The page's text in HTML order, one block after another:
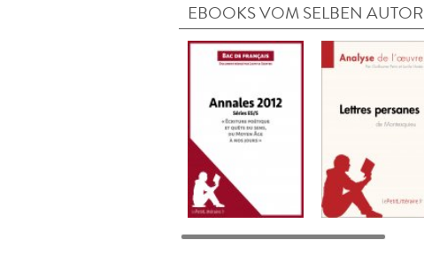
EBOOKS VOM SELBEN AUTOR